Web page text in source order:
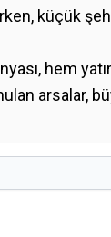
küçük
hem
arsalar,